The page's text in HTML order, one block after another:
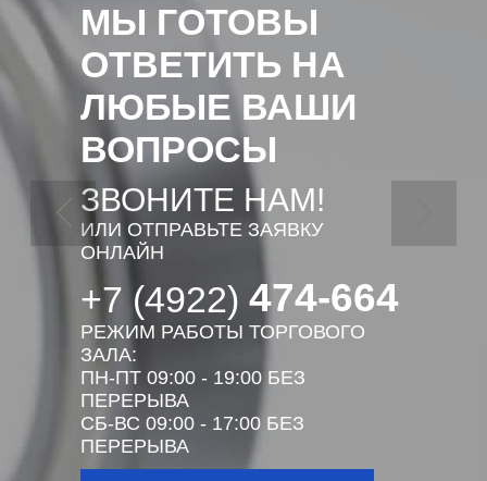
МЫ ГОТОВЫ
ОТВЕТИТЬ НА
ЛЮБЫЕ ВАШИ
ВОПРОСЫ
ЗВОНИТЕ НАМ!
ИЛИ ОТПРАВЬТЕ ЗАЯВКУ
ОНЛАЙН
+7 (4922) 474-664
РЕЖИМ РАБОТЫ ТОРГОВОГО
ЗАЛА:
ПН-ПТ 09:00 - 19:00 БЕЗ
ПЕРЕРЫВА
СБ-ВС 09:00 - 17:00 БЕЗ
ПЕРЕРЫВА